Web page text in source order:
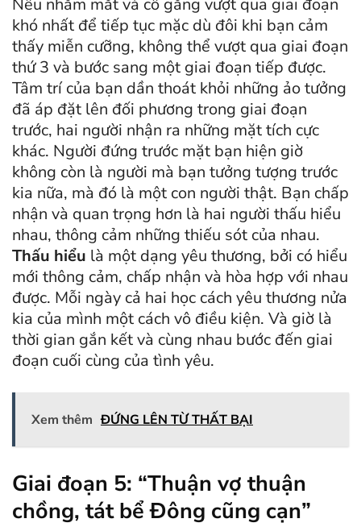
khó nhất để tiếp tục mặc dù đôi khi bạn cảm
thấy miễn cưỡng, không thể vượt qua giai đoạn
thứ 3 và bước sang một giai đoạn tiếp được.
Tâm trí của bạn dần thoát khỏi những ảo tưởng
đã áp đặt lên đối phương trong giai đoạn
trước, hai người nhận ra những mặt tích cực
khác. Người đứng trước mặt bạn hiện giờ
không còn là người mà bạn tưởng tượng trước
kia nữa, mà đó là một con người thật. Bạn chấp
nhận và quan trọng hơn là hai người thấu hiểu
nhau, thông cảm những thiếu sót của nhau.
Thấu hiểu là một dạng yêu thương, bởi có hiểu
mới thông cảm, chấp nhận và hòa hợp với nhau
được. Mỗi ngày cả hai học cách yêu thương nửa
kia của mình một cách vô điều kiện. Và giờ là
thời gian gắn kết và cùng nhau bước đến giai
đoạn cuối cùng của tình yêu.
Xem thêm ĐỨNG LÊN TỪ THẤT BẠI
Giai đoạn 5: “Thuận vợ thuận
chồng, tát bể Đông cũng cạn”